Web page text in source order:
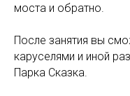
моста и обратно.
После занятия вы
каруселями и иной
Парка Сказка.